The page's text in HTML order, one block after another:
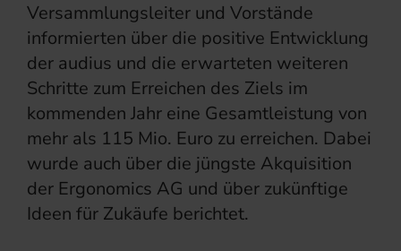
Versammlungsleiter und Vorstände
informierten über die positive Entwicklung
der audius und die erwarteten weiteren
Schritte zum Erreichen des Ziels im
kommenden Jahr eine Gesamtleistung von
mehr als 115 Mio. Euro zu erreichen. Dabei
wurde auch über die jüngste Akquisition
der Ergonomics AG und über zukünftige
Ideen für Zukäufe berichtet.